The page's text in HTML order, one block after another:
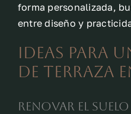
forma personalizada,
entre diseño y
Ideas para
de terraza
Renovar el suelo